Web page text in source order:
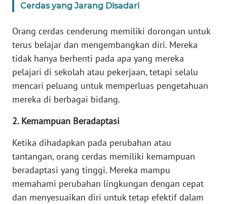
Cerdas yang Jarang Disadari
Orang cerdas cenderung memiliki dorongan untuk
terus belajar dan mengembangkan diri. Mereka
tidak hanya berhenti pada apa yang mereka
pelajari di sekolah atau pekerjaan, tetapi selalu
mencari peluang untuk memperluas pengetahuan
mereka di berbagai bidang.
2. Kemampuan Beradaptasi
Ketika dihadapkan pada perubahan atau
tantangan, orang cerdas memiliki kemampuan
beradaptasi yang tinggi. Mereka mampu
memahami perubahan lingkungan dengan cepat
dan menyesuaikan diri untuk tetap efektif dalam
WN
JAKARTA
WN
JABAR
WN
WN
NTT
WN